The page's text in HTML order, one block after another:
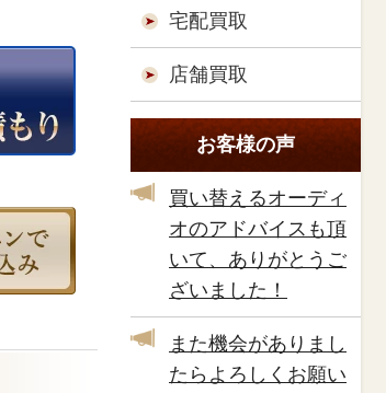
宅配買取
店舗買取
お客様の声
買い替えるオーディ
オのアドバイスも頂
いて、ありがとうご
ざいました！
また機会がありまし
たらよろしくお願い